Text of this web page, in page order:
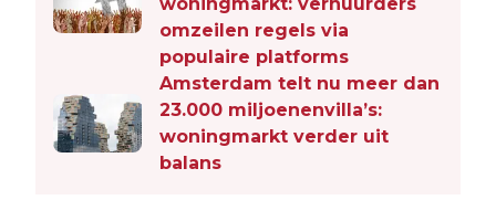
omzeilen regels via
populaire platforms
Amsterdam telt nu meer dan
23.000 miljoenenvilla’s:
woningmarkt verder uit
balans